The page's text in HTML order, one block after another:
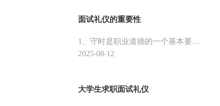
面试礼仪的重要性
1、守时是职业道德的一个基本要求，但招聘人员是允许迟到的，这一点一定要清楚，对招聘人员迟到千万不要太介意，也不要太介意面试人员的礼仪、素养。
2025-08-12
大学生求职面试礼仪